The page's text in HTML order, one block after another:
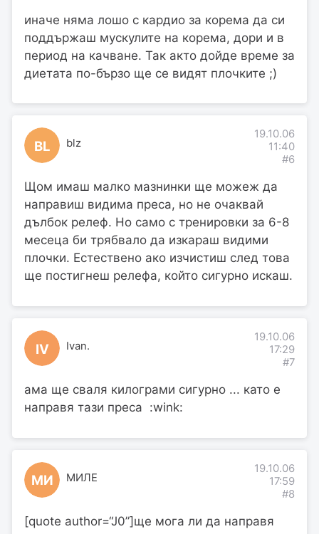
иначе няма лошо с кардио за корема да си
поддържаш мускулите на корема, дори и в
период на качване. Так акто дойде време за
диетата по-бързо ще се видят плочките ;)
BL blz
19.10.06
11:40
#6
Щом имаш малко мазнинки ще можеж да
направиш видима преса, но не очаквай
дълбок релеф. Но само с тренировки за 6-8
месеца би трябвало да изкараш видими
плочки. Естествено ако изчистиш след това
ще постигнеш релефа, който сигурно искаш.
IV Ivan.
19.10.06
17:29
#7
ама ще сваля килограми сигурно ... като е
направя тази преса :wink:
МИ МИЛЕ
19.10.06
17:59
#8
[quote author=“J0”]ще мога ли да направя